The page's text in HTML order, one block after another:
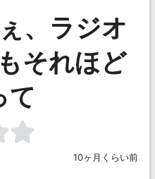
、ラジオ
それほど
て
10ヶ月くらい前